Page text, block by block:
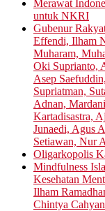
Merawat
untuk NKRI
Gubenur
Effendi, Ilham
Muharam,
Oki Suprianto,
Asep
Supriatman,
Adnan,
Kartadisastra,
Junaedi, Agus
Setiawan, Nur
Oligarkopolis
Mindfulness
Kesehatan
Ilham
Chintya